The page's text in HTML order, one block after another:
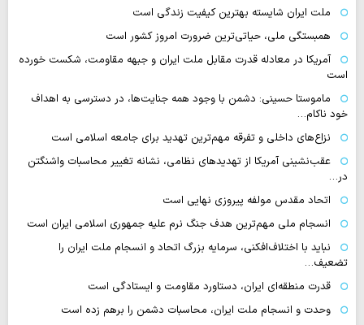
ملت ایران شایسته بهترین کیفیت زندگی است
همبستگی ملی، حیاتی‌ترین ضرورت امروز کشور است
آمریکا در معادله قدرت مقابل ملت ایران و جبهه مقاومت، شکست خورده
است
ماموستا حسینی: دشمن با وجود همه جنایت‌ها، در دسترسی به اهداف
خود ناکام…
نزاع‌های داخلی و تفرقه مهم‌ترین تهدید برای جامعه اسلامی است
عقب‌نشینی آمریکا از تهدیدهای نظامی، نشانه تغییر محاسبات واشنگتن
در…
اتحاد مقدس مولفه پیروزی نهایی است
انسجام ملی مهم‌ترین هدف جنگ نرم علیه جمهوری اسلامی ایران است
نباید با اختلاف‌افکنی، سرمایه بزرگ اتحاد و انسجام ملت ایران را
تضعیف…
قدرت منطقه‌ای ایران، دستاورد مقاومت و ایستادگی است
وحدت و انسجام ملت ایران، محاسبات دشمن را برهم زده است